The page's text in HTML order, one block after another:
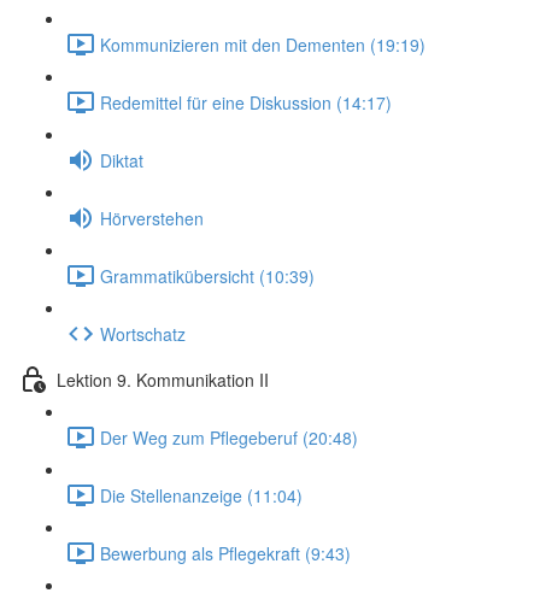
Kommunizieren mit den Dementen (19:19)
Redemittel für eine Diskussion (14:17)
Diktat
Hörverstehen
Grammatikübersicht (10:39)
Wortschatz
Lektion 9. Kommunikation II
Der Weg zum Pflegeberuf (20:48)
Die Stellenanzeige (11:04)
Bewerbung als Pflegekraft (9:43)